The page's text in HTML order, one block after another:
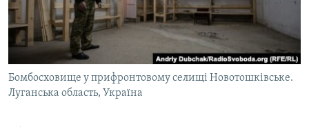
СВІДЧЕННЯ ОКУПАЦІЇ
УКРАЇНСЬКА ПРОБЛЕМА КРИМУ
ІНФОГРАФІКА
Qırımtatar
Бомбосховище у прифронтовому селищі Новотошківське.
Луганська область, Україна